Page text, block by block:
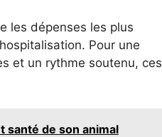
les dépenses les plus
Pour une
et un rythme soutenu, ces
santé de son animal